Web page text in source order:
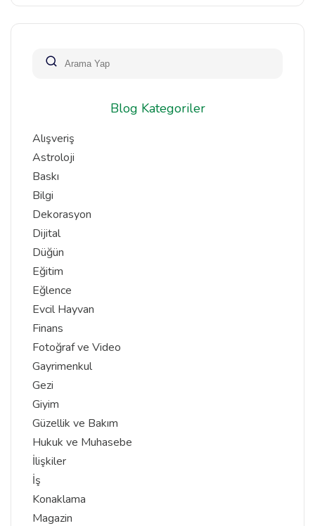
Blog Kategoriler
Alışveriş
Astroloji
Baskı
Bilgi
Dekorasyon
Dijital
Düğün
Eğitim
Eğlence
Evcil Hayvan
Finans
Fotoğraf ve Video
Gayrimenkul
Gezi
Giyim
Güzellik ve Bakım
Hukuk ve Muhasebe
İlişkiler
İş
Konaklama
Magazin